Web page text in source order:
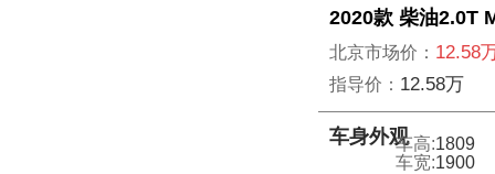
2020款 柴油2.0T
北京市场价： 12.58
指导价： 12.58万
车身外观
车宽:1900
车高:1809